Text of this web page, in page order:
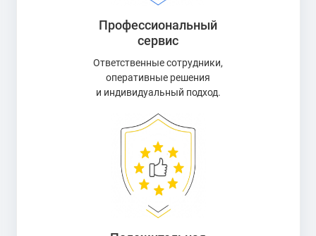
Профессиональный
сервис
Ответственные сотрудники,
оперативные решения
и индивидуальный подход.